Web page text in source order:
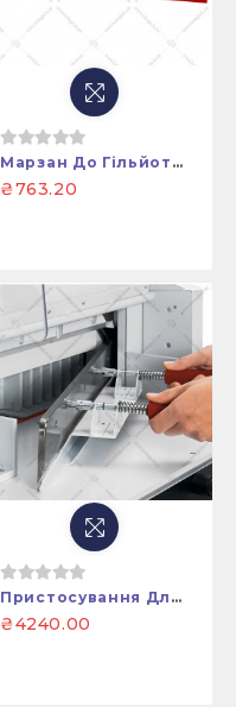
Марзан До Гільйотини EBA 4700, EBA 4815, EBA 4850, EBA 4855, EBA 4860
₴763.20
Пристосування Для Заміни (встановлення) Ножа Гільйотини EBA4850
₴4240.00